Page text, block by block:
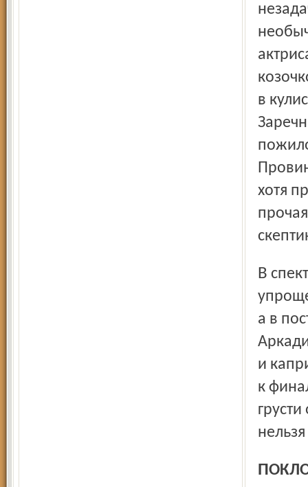
в
хотя
В спектакле есть много нежности и теплоты. Есть и явное
а в
и
к